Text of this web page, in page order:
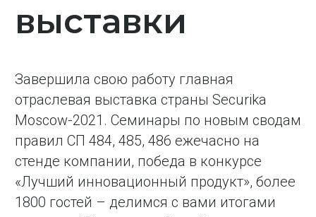
выставки
Завершила свою работу главная
отраслевая выставка страны Securika
Moscow-2021. Семинары по новым сводам
правил СП 484, 485, 486 ежечасно на
стенде компании, победа в конкурсе
«Лучший инновационный продукт», более
1800 гостей – делимся с вами итогами